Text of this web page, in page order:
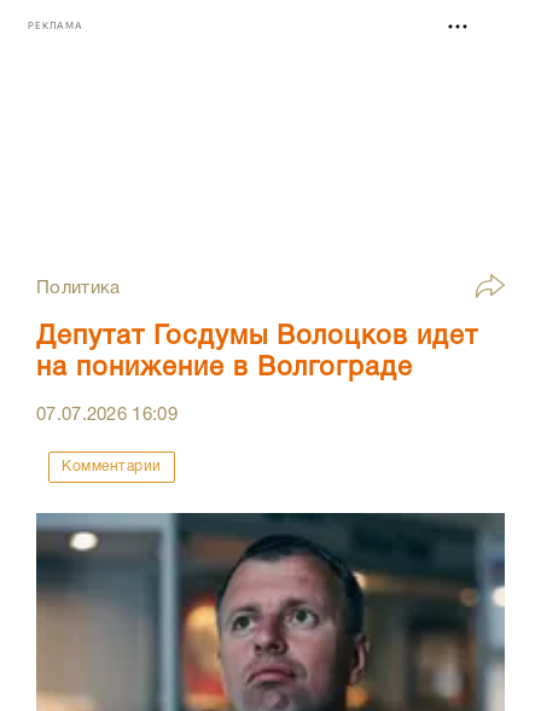
РЕКЛАМА
Политика
Депутат Госдумы Волоцков идет
на понижение в Волгограде
07.07.2026 16:09
Комментарии